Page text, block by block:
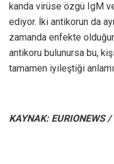
kanda virüse özgü IgM ve
ediyor. İki antikorun da
zamanda enfekte
antikoru bulunursa bu,
tamamen iyileştiği
KAYNAK: EURIONEWS